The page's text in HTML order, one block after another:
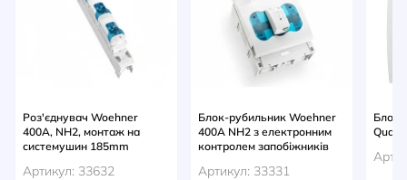
Роз'єднувач Woehner
400A, NH2, монтаж на
системушин 185mm
Артикул: 33632
Блок-рубильник Woehner
400A NH2 з електронним
контролем запобіжників
Артикул: 33331
Блок-